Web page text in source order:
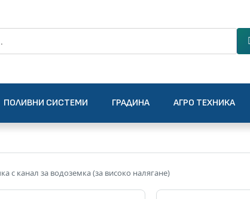
ПОЛИВНИ СИСТЕМИ ГРАДИНА АГРО ТЕХНИКА
с канал за водоземка (за високо налягане)